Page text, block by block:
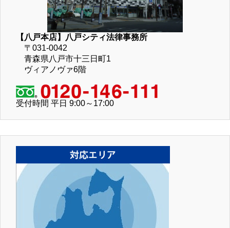
【八戸本店】八戸シティ法律事務所
〒031-0042
青森県八戸市十三日町1
ヴィアノヴァ6階
受付時間 平日 9:00～17:00